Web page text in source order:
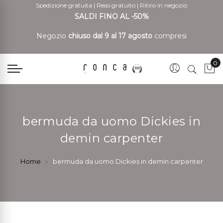
Spedizione gratuita | Reso gratuito | Ritiro in negozio
SALDI FINO AL -50%
Negozio chiuso dal 9 al 17 agosto compresi
0
bermuda da uomo Dickies in
demin carpenter
Home bermuda da uomo Dickies in demin carpenter